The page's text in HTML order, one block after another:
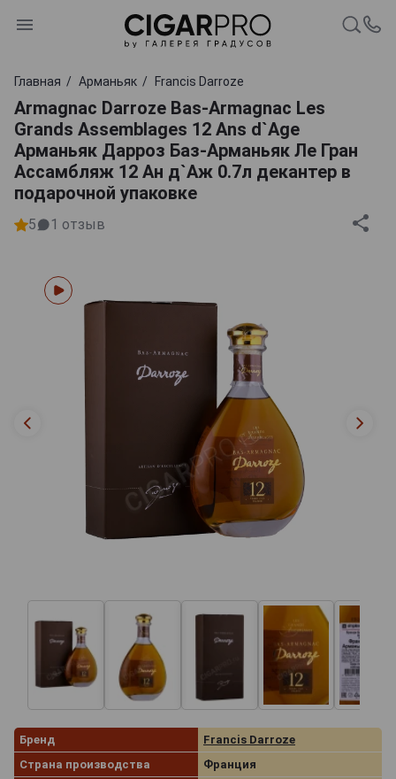
Главная Арманьяк Francis Darroze
Armagnac Darroze Bas-Armagnac Les
Grands Assemblages 12 Ans d`Age
Арманьяк Дарроз Баз-Арманьяк Ле Гран
Ассамбляж 12 Ан д`Аж 0.7л декантер в
подарочной упаковке
5 1 отзыв
Бренд
Francis Darroze
Страна производства
Франция